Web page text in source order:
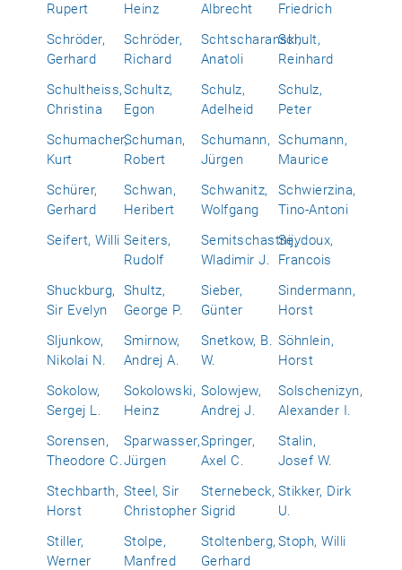
Rupert
Heinz
Albrecht
Friedrich
Schröder,
Gerhard
Schröder,
Richard
Schtscharanski,
Anatoli
Schult,
Reinhard
Schultheiss,
Christina
Schultz,
Egon
Schulz,
Adelheid
Schulz,
Peter
Schumacher,
Kurt
Schuman,
Robert
Schumann,
Jürgen
Schumann,
Maurice
Schürer,
Gerhard
Schwan,
Heribert
Schwanitz,
Wolfgang
Schwierzina,
Tino-Antoni
Seifert, Willi Seiters,
Rudolf
Semitschastnij,
Wladimir J.
Seydoux,
Francois
Shuckburg,
Sir Evelyn
Shultz,
George P.
Sieber,
Günter
Sindermann,
Horst
Sljunkow,
Nikolai N.
Smirnow,
Andrej A.
Snetkow, B.
W.
Söhnlein,
Horst
Sokolow,
Sergej L.
Sokolowski,
Heinz
Solowjew,
Andrej J.
Solschenizyn,
Alexander I.
Sorensen,
Theodore C.
Sparwasser,
Jürgen
Springer,
Axel C.
Stalin,
Josef W.
Stechbarth,
Horst
Steel, Sir
Christopher
Sternebeck,
Sigrid
Stikker, Dirk
U.
Stiller,
Werner
Stolpe,
Manfred
Stoltenberg,
Gerhard
Stoph, Willi